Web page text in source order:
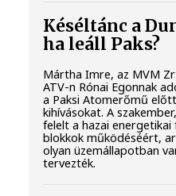
Késéltánc a
ha leáll Paks?
Mártha Imre, az MVM
ATV-n Rónai Egonnak
a Paksi Atomerőmű
kihívásokat. A
felelt a hazai
blokkok működéséért,
olyan üzemállapotban
tervezték.